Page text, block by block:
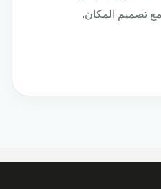
تصميم المكان.